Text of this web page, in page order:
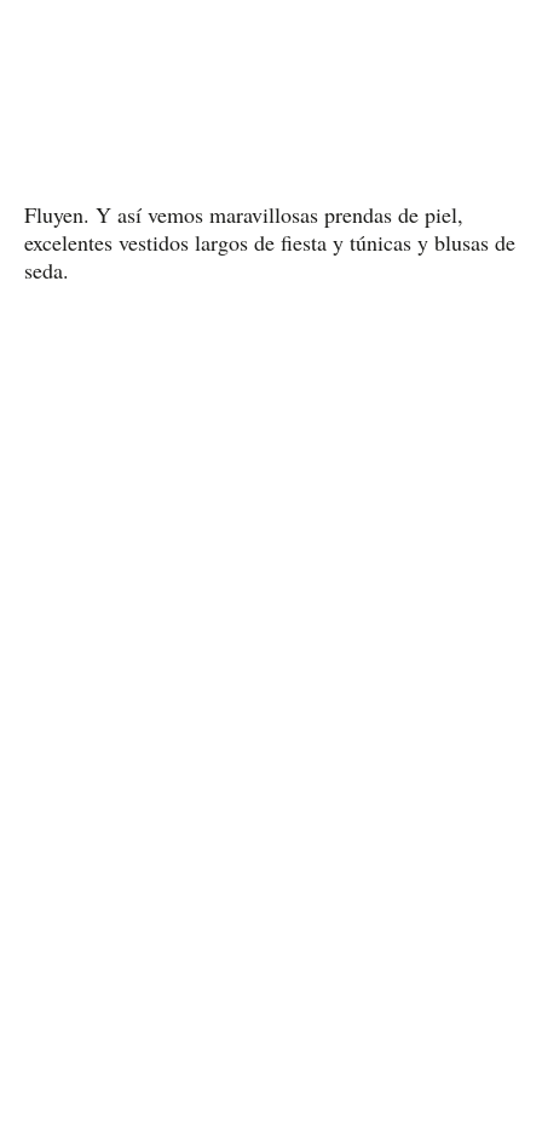
Fluyen. Y así vemos maravillosas prendas de piel,
excelentes vestidos largos de fiesta y túnicas y blusas de
seda.